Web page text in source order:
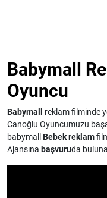
Babymall
Oyuncu
Babymall reklam filminde
Canoğlu Oyuncumuzu
babymallBebek reklam
Ajansına başvuruda